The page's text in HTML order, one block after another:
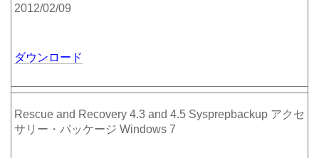
2012/02/09
ダウンロード
Rescue and Recovery 4.3 and 4.5 Sysprepbackup アクセ
サリー・パッケージ Windows 7